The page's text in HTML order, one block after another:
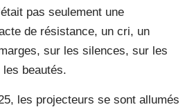
pas seulement une
de résistance, un cri, un
sur les silences, sur les
beautés.
les projecteurs se sont allumés